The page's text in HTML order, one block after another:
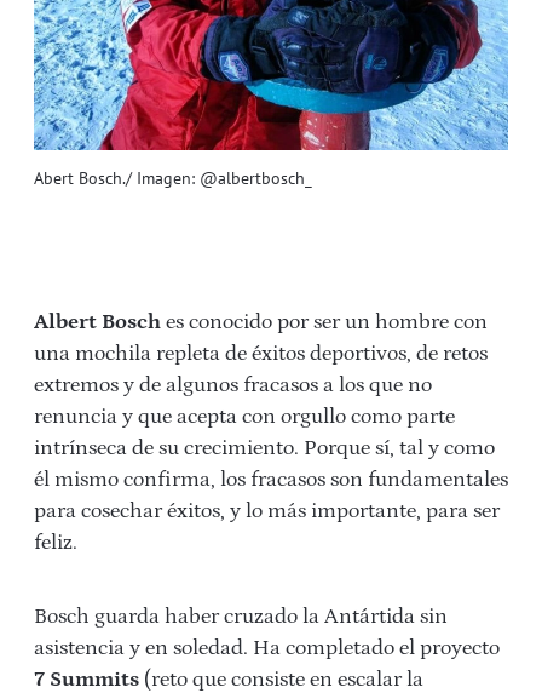
Abert Bosch./ Imagen: @albertbosch_
Albert Bosch es conocido por ser un hombre con
una mochila repleta de éxitos deportivos, de retos
extremos y de algunos fracasos a los que no
renuncia y que acepta con orgullo como parte
intrínseca de su crecimiento. Porque sí, tal y como
él mismo confirma, los fracasos son fundamentales
para cosechar éxitos, y lo más importante, para ser
feliz.
Bosch guarda haber cruzado la Antártida sin
asistencia y en soledad. Ha completado el proyecto
7 Summits (reto que consiste en escalar la